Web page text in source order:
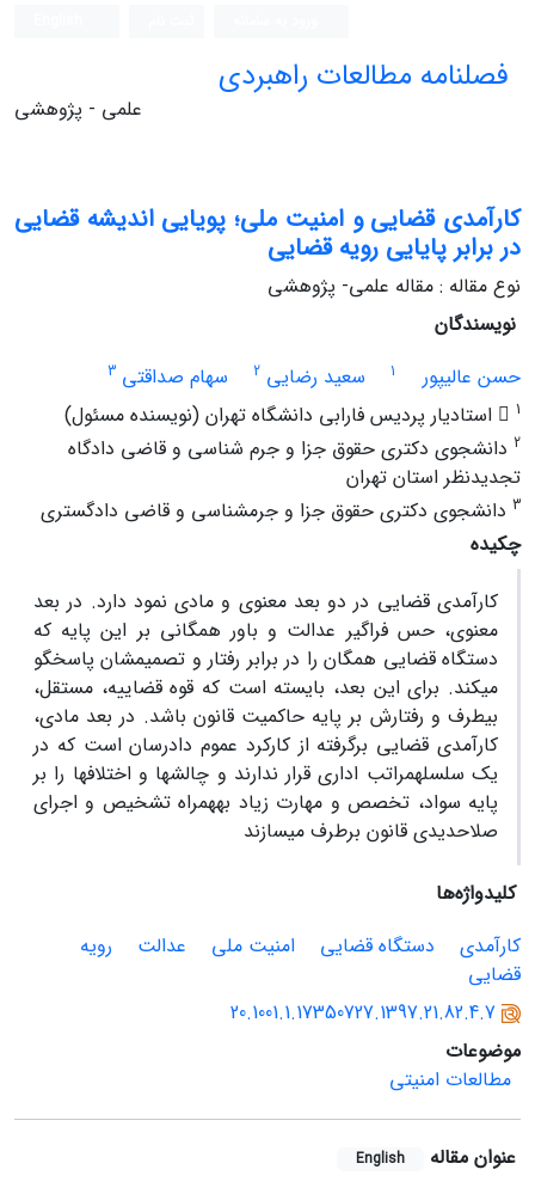
فصلنامه مطالعات راهبردی
علمی - پژوهشی
کارآمدی قضایی و امنیت ملی؛ پویایی اندیشه قضایی
در برابر پایایی رویه قضایی
نوع مقاله : مقاله علمی- پژوهشی
نویسندگان
حسن عالی‏پور
1 سعید رضایی 2 سهام صداقتی 3
1
2 دانشجوی دکتری حقوق جزا و جرم‏ شناسی و قاضی دادگاه
تجدیدنظر استان تهران
3 دانشجوی دکتری حقوق جزا و جرم‏شناسی و قاضی دادگستری
چکیده
کارآمدی قضایی در دو بعد معنوی و مادی نمود دارد. در بعد
معنوی، حس فراگیر عدالت و باور همگانی بر این پایه که
دستگاه قضایی همگان را در برابر رفتار و تصمیمشان پاسخگو
می‏کند. برای این بعد، بایسته است که قوه قضاییه، مستقل،
بی‏طرف و رفتارش بر پایه حاکمیت قانون باشد. در بعد مادی،
کارآمدی قضایی برگرفته از کارکرد عموم دادرسان است که در
یک سلسله‏مراتب اداری قرار ندارند و چالش‏ها و اختلاف‏ها را بر
پایه سواد، تخصص و مهارت زیاد به‏همراه تشخیص و اجرای
صلاحدیدی قانون برطرف می‏سازند
کلیدواژه‌ها
کارآمدی
دستگاه قضایی امنیت ملی عدالت
رویه
قضایی
20.1001.1.17350727.1397.21.82.4.7
موضوعات
مطالعات امنیتی
عنوان مقاله English